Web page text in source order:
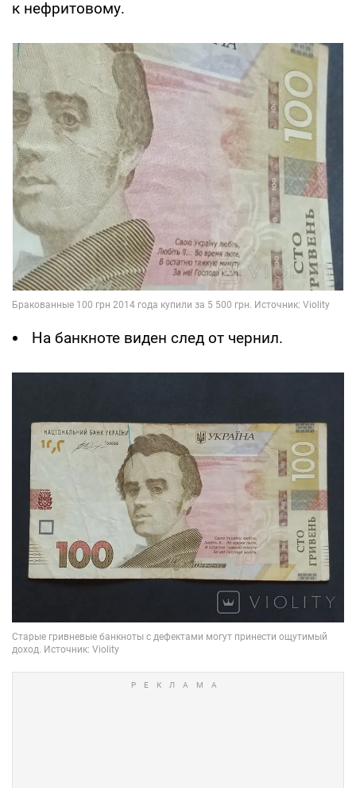
к нефритовому.
На банкноте виден след от чернил.